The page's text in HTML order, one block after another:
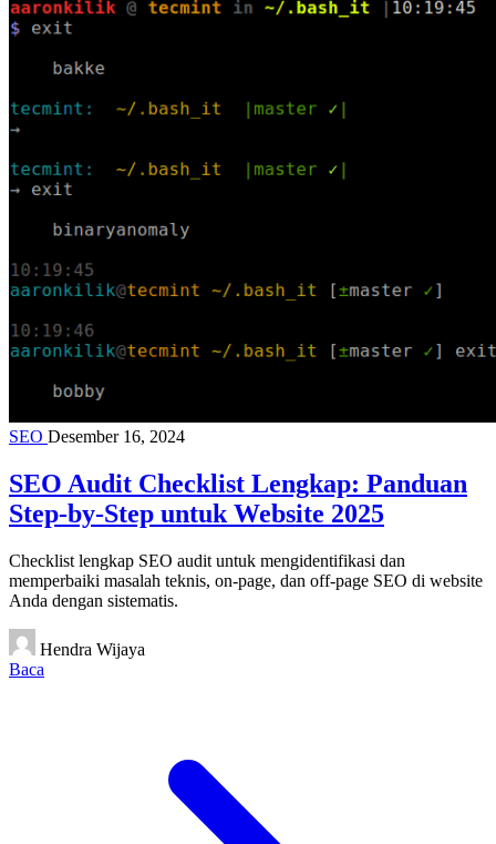
SEO Desember 16, 2024
SEO Audit Checklist Lengkap: Panduan
Step-by-Step untuk Website 2025
Checklist lengkap SEO audit untuk mengidentifikasi dan
memperbaiki masalah teknis, on-page, dan off-page SEO di website
Anda dengan sistematis.
Hendra Wijaya
Baca